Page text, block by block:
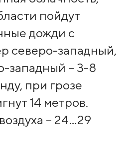
пойдут
дожди с
северо-западный,
западный – 3-8
при грозе
14 метров.
– 24…29